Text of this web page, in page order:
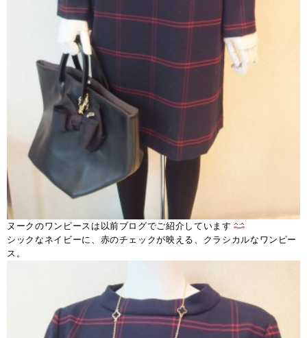
ヌークのワンピースは以前ブログでご紹介しています
シックなネイビーに、赤のチェックが映える、クラシカルなワンピー
ス。